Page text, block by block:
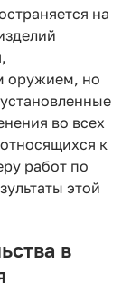
на
оружием, но
во всех
к
работ по
этой
в